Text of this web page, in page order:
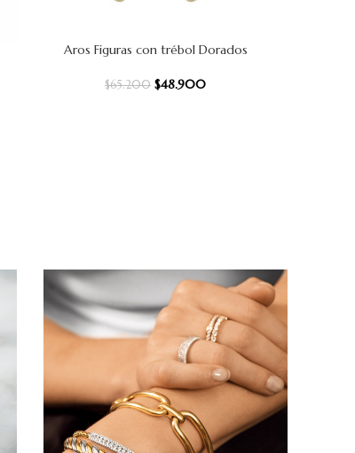
AÑADIR AL CARRITO
Aros Figuras con trébol Dorados
$65.200 $48.900